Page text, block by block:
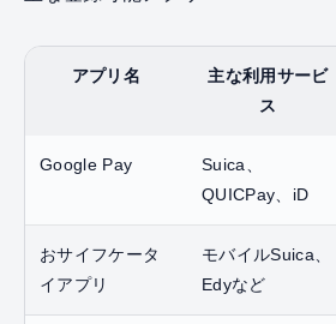
アプリ名
主な利用サービ
ス
Google Pay
Suica、
QUICPay、iD
おサイフケータ
イアプリ
モバイルSuica、
Edyなど